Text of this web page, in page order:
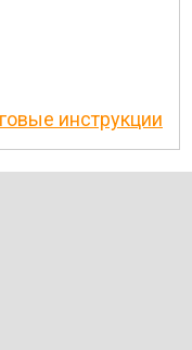
инструкции